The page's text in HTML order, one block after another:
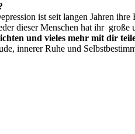
ist seit langen Jahren
dieser Menschen hat ihr große
und vieles mehr mit dir
innerer Ruhe und